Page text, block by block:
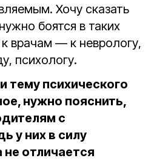
Хочу сказать
боятся в таких
врачам — к неврологу,
психологу.
тему психического
нужно пояснить,
с
у них в силу
не отличается